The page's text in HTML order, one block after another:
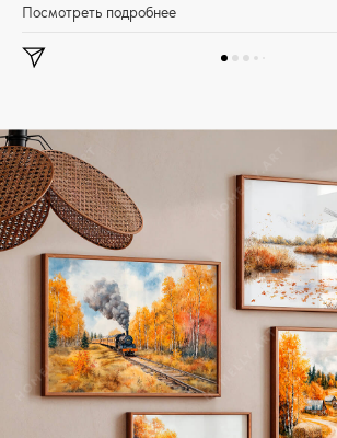
Посмотреть подробнее